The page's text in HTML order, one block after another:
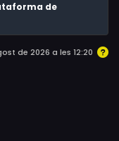
Oriuella,
Simón
de la Rosa,
de
de 2026 a les 12:20